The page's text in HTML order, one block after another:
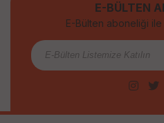
E-BÜLTEN
E-Bülten aboneliği ile